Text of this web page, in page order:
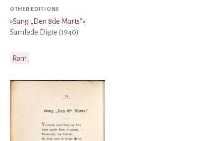
OTHER EDITIONS
»Sang „Den 8de Marts”«
Samlede Digte (1940)
Rom